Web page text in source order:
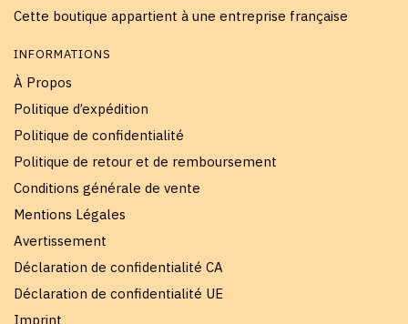
Cette boutique appartient à une entreprise française
INFORMATIONS
À Propos
Politique d’expédition
Politique de confidentialité
Politique de retour et de remboursement
Conditions générale de vente
Mentions Légales
Avertissement
Déclaration de confidentialité CA
Déclaration de confidentialité UE
Imprint